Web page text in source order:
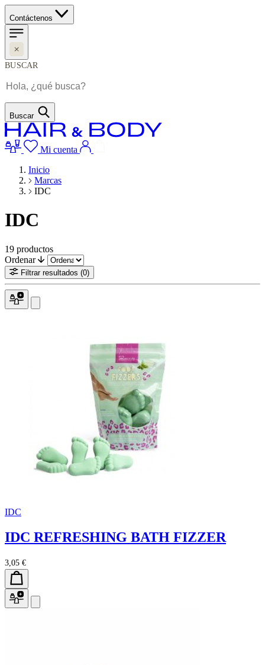
Contáctenos
BUSCAR
Buscar
Mi cuenta
Inicio
Marcas
IDC
IDC
19 productos
Ordenar
Filtrar resultados (0)
IDC
IDC REFRESHING BATH FIZZER
3,05 €